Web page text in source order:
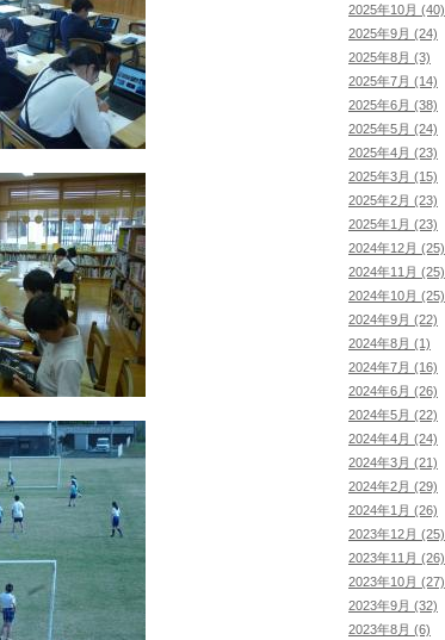
2025年10月 (40)
2025年9月 (24)
2025年8月 (3)
2025年7月 (14)
2025年6月 (38)
2025年5月 (24)
2025年4月 (23)
2025年3月 (15)
2025年2月 (23)
2025年1月 (23)
2024年12月 (25)
2024年11月 (25)
2024年10月 (25)
2024年9月 (22)
2024年8月 (1)
2024年7月 (16)
2024年6月 (26)
2024年5月 (22)
2024年4月 (24)
2024年3月 (21)
2024年2月 (29)
2024年1月 (26)
2023年12月 (25)
2023年11月 (26)
2023年10月 (27)
2023年9月 (32)
2023年8月 (6)